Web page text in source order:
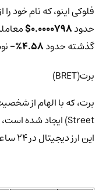
فلوکی اینو، که نام خود
حدود0.0000798$
گذشته حدود4.58%-
برت(BRET)
Street) ایجاد شده است، با قیمتی حدود
این ارز دیجیتال در 24 ساعت گذشته